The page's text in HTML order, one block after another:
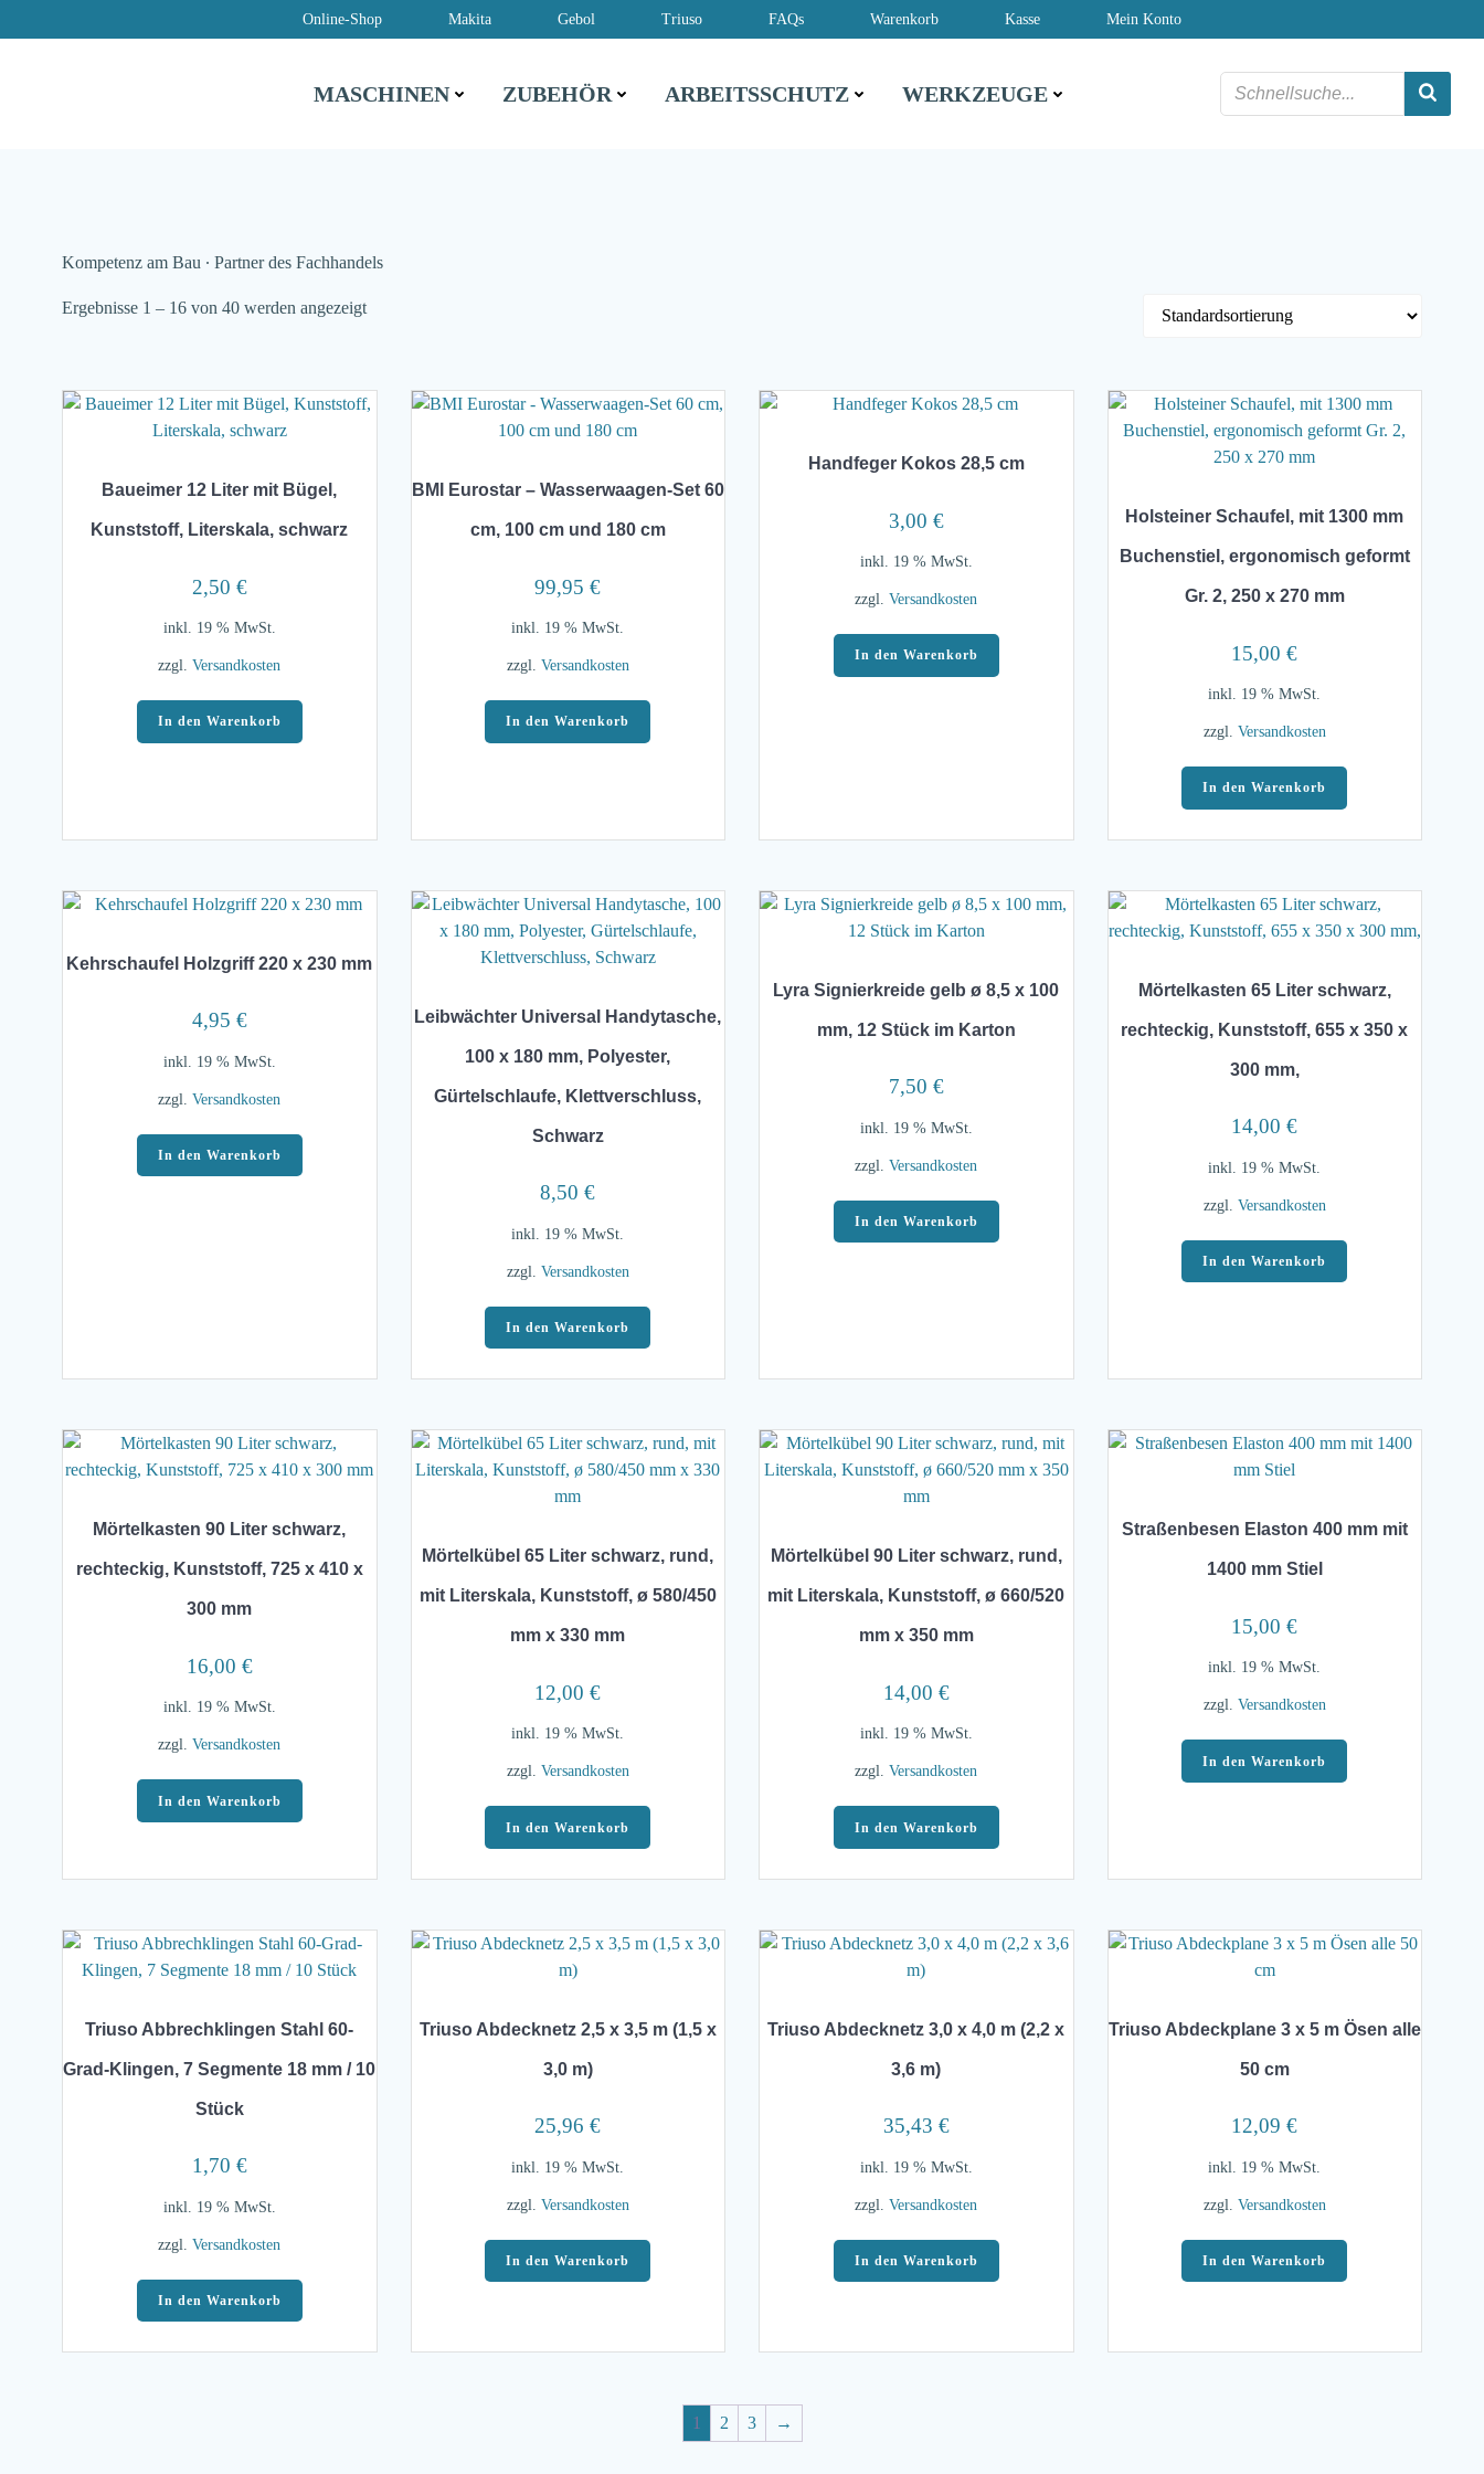
Inhalt
Online-Shop Makita Gebol Triuso FAQs Warenkorb Kasse Mein Konto
MASCHINEN ZUBEHÖR ARBEITSSCHUTZ WERKZEUGE
Kompetenz am Bau ∙ Partner des Fachhandels
Ergebnisse 1 – 16 von 40 werden angezeigt
Baueimer 12 Liter mit Bügel,
Kunststoff, Literskala, schwarz
2,50 €
inkl. 19 % MwSt.
zzgl.Versandkosten
In den Warenkorb
BMI Eurostar – Wasserwaagen-Set 60
cm, 100 cm und 180 cm
99,95€
inkl. 19 % MwSt.
zzgl. Versandkosten
In den Warenkorb
Handfeger Kokos 28,5 cm
3,00 €
inkl. 19 % MwSt.
zzgl.Versandkosten
In den Warenkorb
Holsteiner Schaufel, mit 1300 mm
Buchenstiel, ergonomisch geformt
Gr. 2, 250 x 270 mm
15,00€
inkl. 19 % MwSt.
zzgl. Versandkosten
In den Warenkorb
Kehrschaufel Holzgriff 220 x 230 mm
4,95 €
inkl. 19 % MwSt.
zzgl.Versandkosten
In den Warenkorb
Leibwächter Universal Handytasche,
100 x 180 mm, Polyester,
Gürtelschlaufe, Klettverschluss,
Schwarz
8,50€
inkl. 19 % MwSt.
zzgl. Versandkosten
In den Warenkorb
Lyra Signierkreide gelb ø 8,5 x 100
mm, 12 Stück im Karton
7,50 €
inkl. 19 % MwSt.
zzgl.Versandkosten
In den Warenkorb
Mörtelkasten 65 Liter schwarz,
rechteckig, Kunststoff, 655 x 350 x
300 mm,
14,00€
inkl. 19 % MwSt.
zzgl. Versandkosten
In den Warenkorb
Mörtelkasten 90 Liter schwarz,
rechteckig, Kunststoff, 725 x 410 x
300 mm
16,00 €
inkl. 19 % MwSt.
zzgl.Versandkosten
In den Warenkorb
Mörtelkübel 65 Liter schwarz, rund,
mit Literskala, Kunststoff, ø 580/450
mm x 330 mm
12,00€
inkl. 19 % MwSt.
zzgl. Versandkosten
In den Warenkorb
Mörtelkübel 90 Liter schwarz, rund,
mit Literskala, Kunststoff, ø 660/520
mm x 350 mm
14,00 €
inkl. 19 % MwSt.
zzgl.Versandkosten
In den Warenkorb
Straßenbesen Elaston 400 mm mit
1400 mm Stiel
15,00€
inkl. 19 % MwSt.
zzgl. Versandkosten
In den Warenkorb
Triuso Abbrechklingen Stahl 60-
Grad-Klingen, 7 Segmente 18 mm / 10
Stück
1,70 €
inkl. 19 % MwSt.
zzgl.Versandkosten
In den Warenkorb
Triuso Abdecknetz 2,5 x 3,5 m (1,5 x
3,0 m)
25,96€
inkl. 19 % MwSt.
zzgl. Versandkosten
In den Warenkorb
Triuso Abdecknetz 3,0 x 4,0 m (2,2 x
3,6 m)
35,43 €
inkl. 19 % MwSt.
zzgl.Versandkosten
In den Warenkorb
Triuso Abdeckplane 3 x 5 m Ösen alle
50 cm
12,09€
inkl. 19 % MwSt.
zzgl. Versandkosten
In den Warenkorb
1 2 3 →